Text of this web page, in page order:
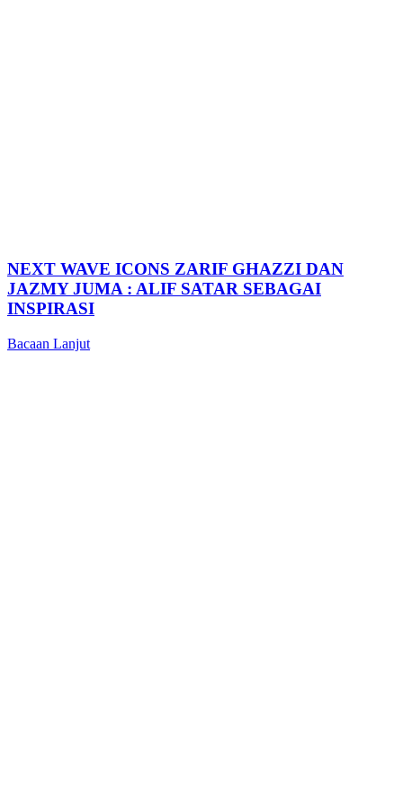
NEXT WAVE ICONS ZARIF GHAZZI DAN
JAZMY JUMA : ALIF SATAR SEBAGAI
INSPIRASI
Bacaan Lanjut